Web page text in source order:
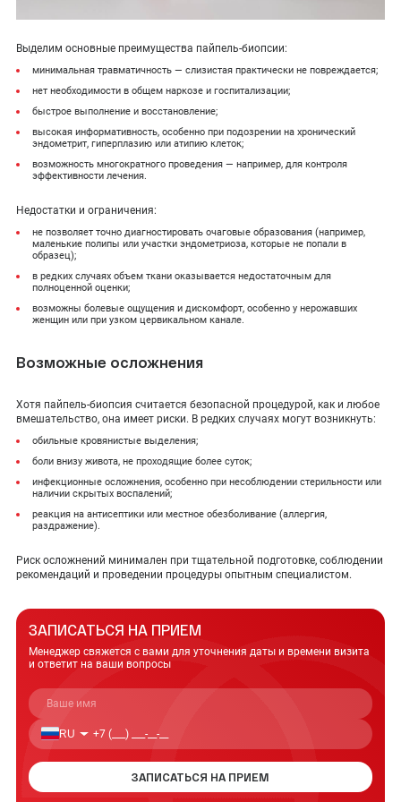
Выделим основные преимущества пайпель-биопсии:
минимальная травматичность — слизистая практически не повреждается;
нет необходимости в общем наркозе и госпитализации;
быстрое выполнение и восстановление;
высокая информативность, особенно при подозрении на хронический
эндометрит, гиперплазию или атипию клеток;
возможность многократного проведения — например, для контроля
эффективности лечения.
Недостатки и ограничения:
не позволяет точно диагностировать очаговые образования (например,
маленькие полипы или участки эндометриоза, которые не попали в
образец);
в редких случаях объем ткани оказывается недостаточным для
полноценной оценки;
возможны болевые ощущения и дискомфорт, особенно у нерожавших
женщин или при узком цервикальном канале.
Возможные осложнения
Хотя пайпель-биопсия считается безопасной процедурой, как и любое
вмешательство, она имеет риски. В редких случаях могут возникнуть:
обильные кровянистые выделения;
боли внизу живота, не проходящие более суток;
инфекционные осложнения, особенно при несоблюдении стерильности или
наличии скрытых воспалений;
реакция на антисептики или местное обезболивание (аллергия,
раздражение).
Риск осложнений минимален при тщательной подготовке, соблюдении
рекомендаций и проведении процедуры опытным специалистом.
ЗАПИСАТЬСЯ НА ПРИЕМ
Менеджер свяжется с вами для уточнения даты и времени визита
и ответит на ваши вопросы
RU
ЗАПИСАТЬСЯ НА ПРИЕМ